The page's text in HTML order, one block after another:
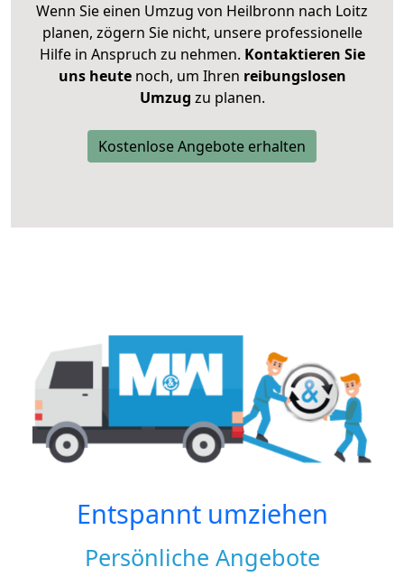
Wenn Sie einen Umzug von Heilbronn nach Loitz
planen, zögern Sie nicht, unsere professionelle
Hilfe in Anspruch zu nehmen. Kontaktieren Sie
uns heutenoch, um Ihren reibungslosen
Umzug zu planen.
Kostenlose Angebote erhalten
Entspannt umziehen
Persönliche Angebote